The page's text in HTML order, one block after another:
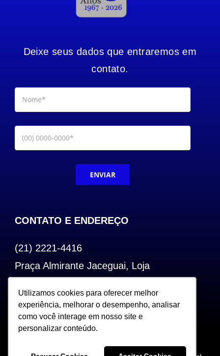
Utilizamos cookies para oferecer melhor
experiência, melhorar o desempenho, analisar
como você interage em nosso site e
personalizar conteúdo.
Utilizamos cookies para oferecer melhor
experiência, melhorar o desempenho, analisar
como você interage em nosso site e
personalizar conteúdo.
Deixe seus dados que entraremos em
contato.
ENVIAR
CONTATO E ENDEREÇO
(21) 2221-4416
Praça Almirante Jaceguai, Loja
CEP: 20.240-000
Copyright 2022. Todos os Direitos Reservados |